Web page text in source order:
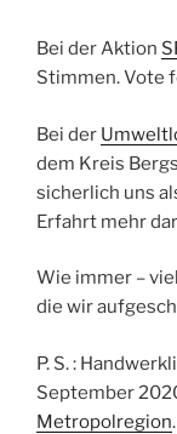
Bei der Aktion
Stimmen. Vote
Bei der
dem Kreis
sicherlich uns
Erfahrt mehr
Wie immer –
die wir
P. S. :
September
Metropolregion.